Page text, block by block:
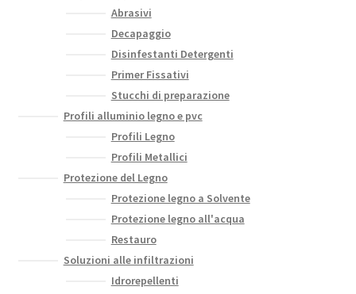
Abrasivi
Decapaggio
Disinfestanti Detergenti
Primer Fissativi
Stucchi di preparazione
Profili alluminio legno e pvc
Profili Legno
Profili Metallici
Protezione del Legno
Protezione legno a Solvente
Protezione legno all'acqua
Restauro
Soluzioni alle infiltrazioni
Idrorepellenti